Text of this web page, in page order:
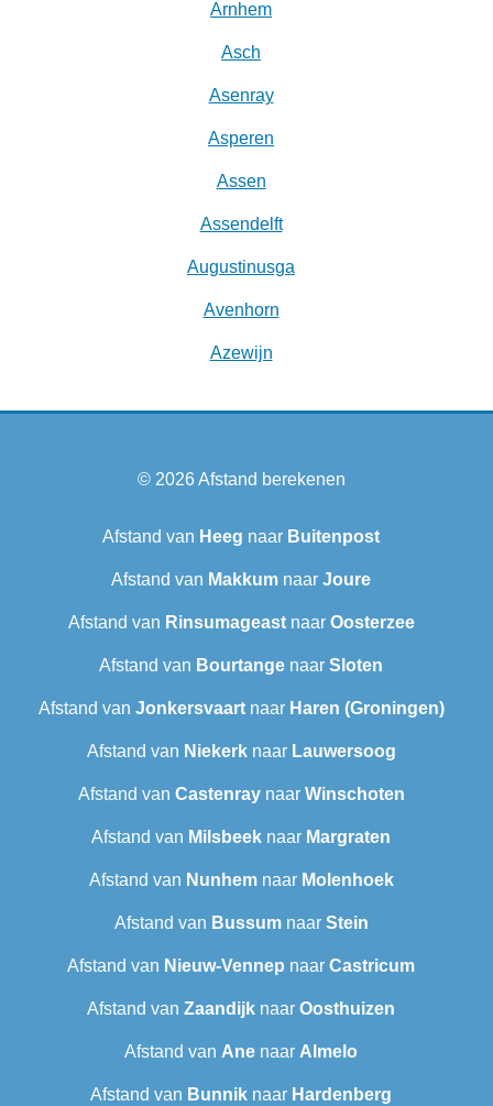
Arnhem
Asch
Asenray
Asperen
Assen
Assendelft
Augustinusga
Avenhorn
Azewijn
© 2026Afstand berekenen
Afstand van Heeg naar Buitenpost
Afstand van Makkum naar Joure
Afstand van Rinsumageastnaar Oosterzee
Afstand van Bourtange naar Sloten
Afstand van Jonkersvaartnaar Haren (Groningen)
Afstand van Niekerknaar Lauwersoog
Afstand van Castenraynaar Winschoten
Afstand van Milsbeek naar Margraten
Afstand van Nunhemnaar Molenhoek
Afstand van Bussumnaar Stein
Afstand van Nieuw-Vennep naar Castricum
Afstand van Zaandijk naar Oosthuizen
Afstand van Ane naar Almelo
Afstand van Bunnik naar Hardenberg